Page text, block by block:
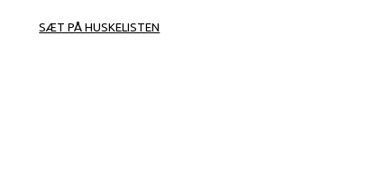
SÆT PÅ HUSKELISTEN